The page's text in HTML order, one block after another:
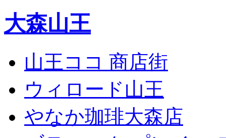
大森山王
山王ココ 商店街
ウィロード山王
やなか珈琲大森店